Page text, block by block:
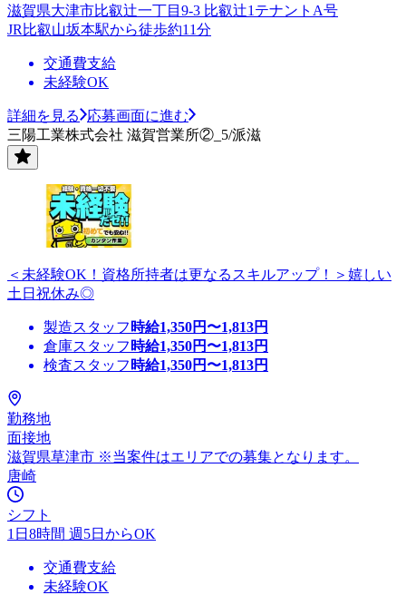
滋賀県大津市比叡辻一丁目9-3 比叡辻1テナントA号
JR比叡山坂本駅から徒歩約11分
交通費支給
未経験OK
詳細を見る
応募画面に進む
三陽工業株式会社 滋賀営業所②_5/派滋
＜未経験OK！資格所持者は更なるスキルアップ！＞嬉しい
土日祝休み◎
製造スタッフ 時給1,350円〜1,813円
倉庫スタッフ 時給1,350円〜1,813円
検査スタッフ 時給1,350円〜1,813円
勤務地
面接地
滋賀県草津市 ※当案件はエリアでの募集となります。
唐崎
シフト
1日8時間 週5日からOK
交通費支給
未経験OK